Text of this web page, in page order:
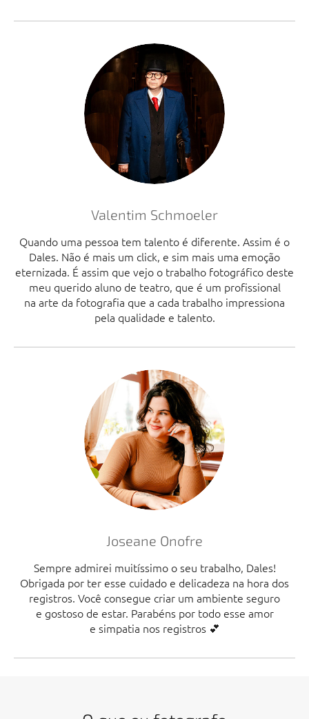
Valentim Schmoeler
Quando uma pessoa tem talento é diferente. Assim é o
Dales. Não é mais um click, e sim mais uma emoção
eternizada. É assim que vejo o trabalho fotográfico deste
meu querido aluno de teatro, que é um profissional
na arte da fotografia que a cada trabalho impressiona
pela qualidade e talento.
Joseane Onofre
Sempre admirei muitíssimo o seu trabalho, Dales!
Obrigada por ter esse cuidado e delicadeza na hora dos
registros. Você consegue criar um ambiente seguro
e gostoso de estar. Parabéns por todo esse amor
e simpatia nos registros 💕